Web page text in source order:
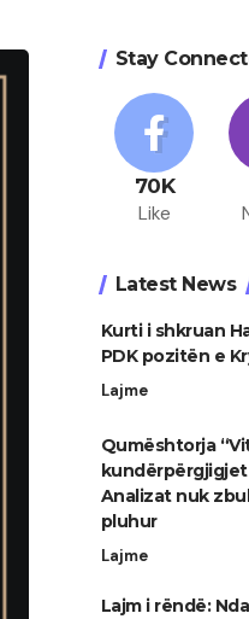
Stay
70K
Like
Latest News
Kurti i shkruan
PDK pozitën e
Lajme
Qumështorja
Analizat nuk
pluhur
Lajme
Lajm i rëndë: